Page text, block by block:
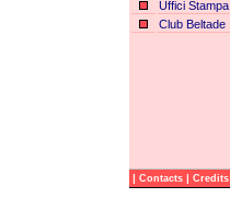
Uffici Stampa
Club Beltade
| Contacts | Credits